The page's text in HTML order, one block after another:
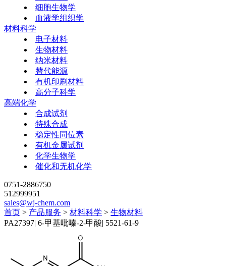
细胞生物学
血液学组织学
材料科学
电子材料
生物材料
纳米材料
替代能源
有机印刷材料
高分子科学
高端化学
合成试剂
特殊合成
稳定性同位素
有机金属试剂
化学生物学
催化和无机化学
0751-2886750
512999951
sales@wj-chem.com
首页 > 产品服务 > 材料科学 > 生物材料
PA27397| 6-甲基吡嗪-2-甲酸| 5521-61-9